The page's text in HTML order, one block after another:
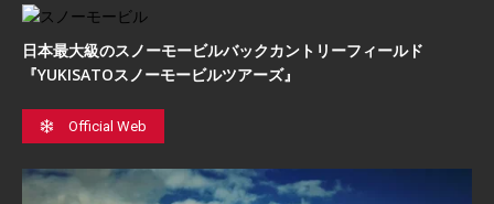
日本最⼤級のスノーモービルバックカントリーフィールド
『YUKISATOスノーモービルツアーズ』
Official Web